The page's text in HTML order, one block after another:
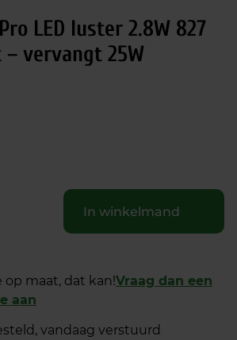
LED luster 2.8W 827
– vervangt 25W
In winkelmand
op maat, dat kan!Vraag dan een
aan
vandaag verstuurd